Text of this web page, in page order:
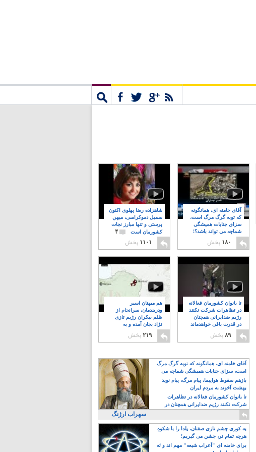
شاهزاده رضا پهلوی اکنون
سمبل دموکراسی، میهن
پرستی و تنها مبارز نجات
کشورمان است
۴
۱۱۰۱ پخش
آقای خامنه ای، همانگونه
که توبه گرگ مرگ است،
سزای جنایات همیشگی
شماچه می تواند باشد؟!
۸
۱۸۰ پخش
هم میهنان اسیر
ودربندمان، سرانجام از
ظلم بیکران رژیم تازی
نژاد بجان آمده و به
۲۱۹ پخش
تا بانوان کشورمان فعالانه
در تظاهرات شرکت نکنند
رژیم ضدایرانی همچنان
در قدرت باقی خواهدماند
۸
۸۹ پخش
آقای خامنه ای، همانگونه که توبه گرگ مرگ
است، سزای جنایات همیشگی شماچه می
تواند باشد؟!
بازهم سقوط هواپیما، پیام مرگ، پیام نوید
بهشت آخوند به مردم ایران
تا بانوان کشورمان فعالانه در تظاهرات
شرکت نکنند رژیم ضدایرانی همچنان در
قدرت باقی خواهدماند
سهراب ارژنگ
به کوری چشم تازی صفتان، یلدا را با شکوهِ
هرچه تمام تر، جشن می گیریم!
برای خامنه ای "اَعراب شیعه" مهم اند و نَه